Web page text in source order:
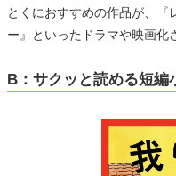
とくにおすすめの作品が、『
ー』といったドラマや映画化
B：サクッと読める短編